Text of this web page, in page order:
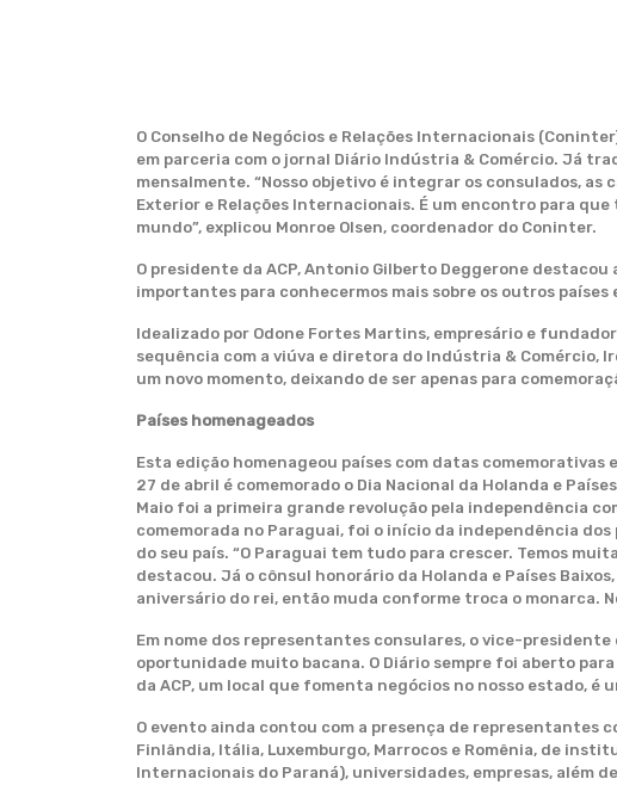
O Conselho de Negócios e Relações Internacionais
em parceria com o jornal Diário Indústria & Comércio. Já
mensalmente. “Nosso objetivo é integrar os consulados,
Exterior e Relações Internacionais. É um encontro para
mundo”, explicou Monroe Olsen, coordenador do Coninter.
O presidente da ACP, Antonio Gilberto Deggerone
importantes para conhecermos mais sobre os outros
Idealizado por Odone Fortes Martins, empresário e
sequência com a viúva e diretora do Indústria & Comércio,
um novo momento, deixando de ser apenas para
Países homenageados
Esta edição homenageou países com datas comemorativas
27 de abril é comemorado o Dia Nacional da Holanda e
Maio foi a primeira grande revolução pela independência
comemorada no Paraguai, foi o início da independência
do seu país. “O Paraguai tem tudo para crescer. Temos
destacou. Já o cônsul honorário da Holanda e Países
aniversário do rei, então muda conforme troca o monarca.
Em nome dos representantes consulares, o vice-
oportunidade muito bacana. O Diário sempre foi aberto
da ACP, um local que fomenta negócios no nosso estado,
O evento ainda contou com a presença de representantes
Finlândia, Itália, Luxemburgo, Marrocos e Romênia, de
Internacionais do Paraná), universidades, empresas, além